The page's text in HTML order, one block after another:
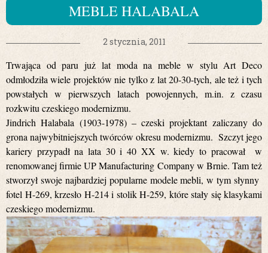
MEBLE HALABALA
2 stycznia, 2011
Trwająca od paru już lat moda na meble w stylu Art Deco
odmłodziła wiele projektów nie tylko z lat 20-30-tych, ale też i tych
powstałych w pierwszych latach powojennych, m.in. z czasu
rozkwitu czeskiego modernizmu.
Jindrich Halabala (1903-1978) – czeski projektant zaliczany do
grona najwybitniejszych twórców okresu modernizmu. Szczyt jego
kariery przypadł na lata 30 i 40 XX w. kiedy to pracował w
renomowanej firmie UP Manufacturing Company w Brnie. Tam też
stworzył swoje najbardziej popularne modele mebli, w tym słynny
fotel H-269, krzesło H-214 i stolik H-259, które stały się klasykami
czeskiego modernizmu.